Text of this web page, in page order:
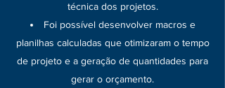
técnica dos projetos.
Foi possível desenvolver macros e
planilhas calculadas que otimizaram o tempo
de projeto e a geração de quantidades para
gerar o orçamento.